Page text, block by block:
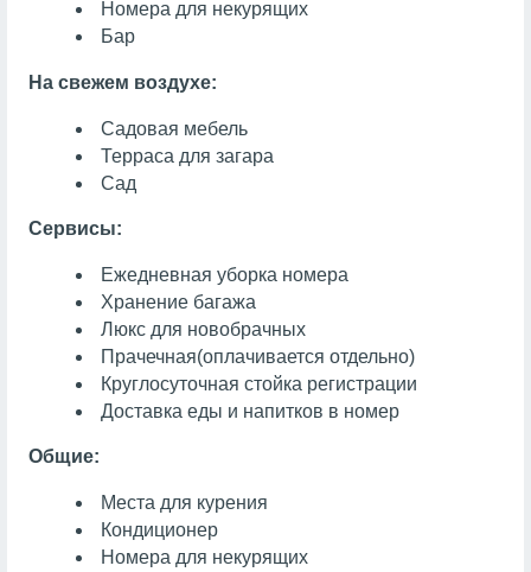
Номера для некурящих
Бар
На свежем воздухе:
Садовая мебель
Терраса для загара
Сад
Сервисы:
Ежедневная уборка номера
Хранение багажа
Люкс для новобрачных
Прачечная(оплачивается отдельно)
Круглосуточная стойка регистрации
Доставка еды и напитков в номер
Общие:
Места для курения
Кондиционер
Номера для некурящих